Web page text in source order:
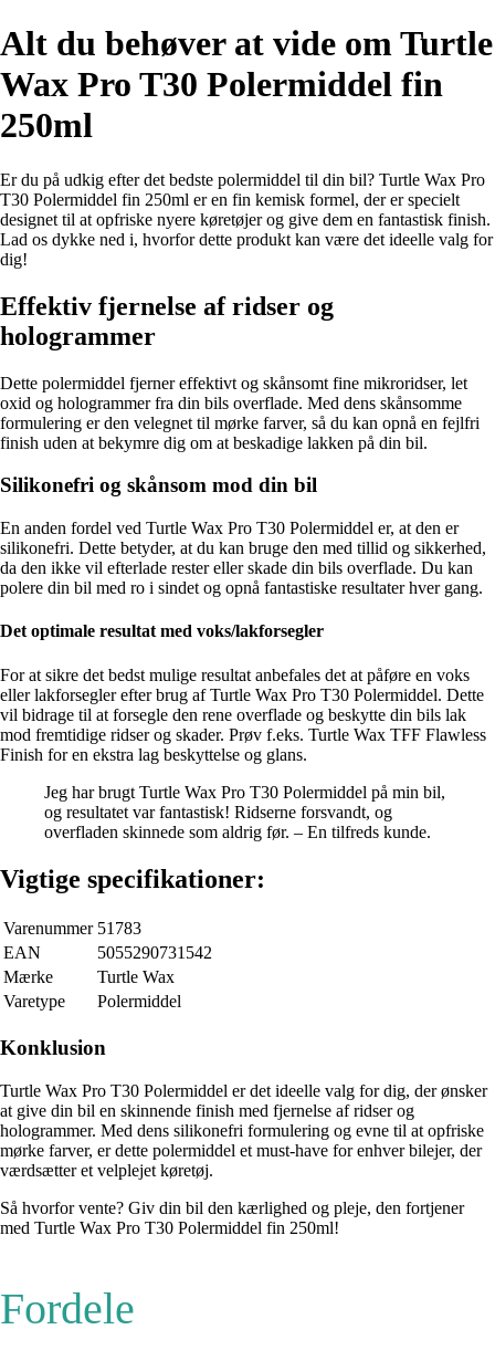
Alt du behøver at vide om Turtle
Wax Pro T30 Polermiddel fin
250ml
Er du på udkig efter det bedste polermiddel til din bil? Turtle Wax Pro
T30 Polermiddel fin 250ml er en fin kemisk formel, der er specielt
designet til at opfriske nyere køretøjer og give dem en fantastisk finish.
Lad os dykke ned i, hvorfor dette produkt kan være det ideelle valg for
dig!
Effektiv fjernelse af ridser og
hologrammer
Dette polermiddel fjerner effektivt og skånsomt fine mikroridser, let
oxid og hologrammer fra din bils overflade. Med dens skånsomme
formulering er den velegnet til mørke farver, så du kan opnå en fejlfri
finish uden at bekymre dig om at beskadige lakken på din bil.
Silikonefri og skånsom mod din bil
En anden fordel ved Turtle Wax Pro T30 Polermiddel er, at den er
silikonefri. Dette betyder, at du kan bruge den med tillid og sikkerhed,
da den ikke vil efterlade rester eller skade din bils overflade. Du kan
polere din bil med ro i sindet og opnå fantastiske resultater hver gang.
Det optimale resultat med voks/lakforsegler
For at sikre det bedst mulige resultat anbefales det at påføre en voks
eller lakforsegler efter brug af Turtle Wax Pro T30 Polermiddel. Dette
vil bidrage til at forsegle den rene overflade og beskytte din bils lak
mod fremtidige ridser og skader. Prøv f.eks. Turtle Wax TFF Flawless
Finish for en ekstra lag beskyttelse og glans.
Jeg har brugt Turtle Wax Pro T30 Polermiddel på min bil,
og resultatet var fantastisk! Ridserne forsvandt, og
overfladen skinnede som aldrig før. – En tilfreds kunde.
Vigtige specifikationer:
Varenummer 51783
EAN
5055290731542
Mærke
Turtle Wax
Varetype
Polermiddel
Konklusion
Turtle Wax Pro T30 Polermiddel er det ideelle valg for dig, der ønsker
at give din bil en skinnende finish med fjernelse af ridser og
hologrammer. Med dens silikonefri formulering og evne til at opfriske
mørke farver, er dette polermiddel et must-have for enhver bilejer, der
værdsætter et velplejet køretøj.
Så hvorfor vente? Giv din bil den kærlighed og pleje, den fortjener
med Turtle Wax Pro T30 Polermiddel fin 250ml!
Fordele